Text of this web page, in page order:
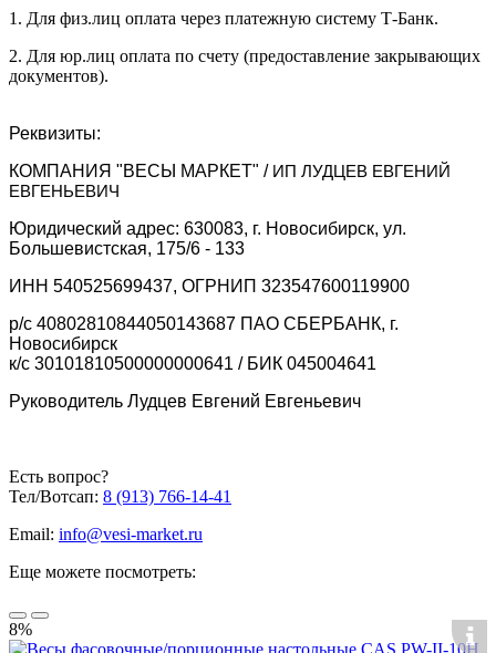
1. Для физ.лиц оплата через платежную систему Т-Банк.
2. Для юр.лиц оплата по счету (предоставление закрывающих
документов).
Реквизиты:
КОМПАНИЯ "ВЕСЫ МАРКЕТ" / ИП ЛУДЦЕВ ЕВГЕНИЙ
ЕВГЕНЬЕВИЧ
Юридический адрес: 630083, г. Новосибирск, ул.
Большевистская, 175/6 - 133
ИНН 540525699437, ОГРНИП 323547600119900
р/с 40802810844050143687 ПАО СБЕРБАНК, г.
Новосибирск
к/с 30101810500000000641 / БИК 045004641
Руководитель Лудцев Евгений Евгеньевич
Есть вопрос?
Тел/Вотсап: 8 (913) 766-14-41
Email: info@vesi-market.ru
Еще можете посмотреть:
8%